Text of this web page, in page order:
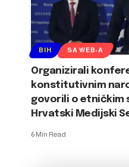
BIH SA WEB-A
Organizirali
konstitutivnim
govorili o etničkim
Hrvatski Medijski
6 Min Read